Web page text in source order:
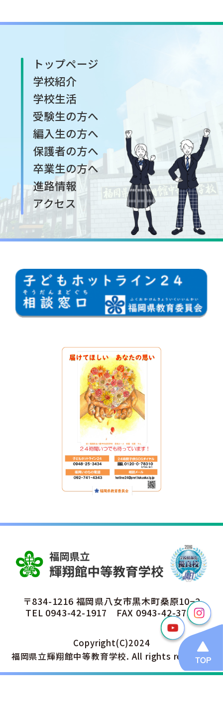
トップページ
学校紹介
学校生活
受験生の方へ
編入生の方へ
保護者の方へ
卒業生の方へ
進路情報
アクセス
〒834-1216 福岡県八女市黒木町桑原10−2
TEL 0943-42-1917 FAX 0943-42-3791
Copyright(C)2024
福岡県立輝翔館中等教育学校. All rights reserved